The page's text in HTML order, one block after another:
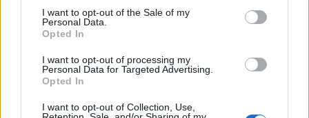
consent section.
I want to opt-out of the Sale of my
Personal Data.
Opted In
I want to opt-out of processing my
Personal Data for Targeted Advertising.
Opted In
I want to opt-out of Collection, Use,
daGoogle News
Condividi l'articolo
F Pi W S